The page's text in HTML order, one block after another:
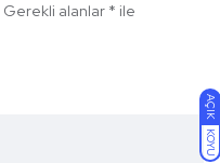
AÇIK
KOYU
Gerekli alanlar * ile